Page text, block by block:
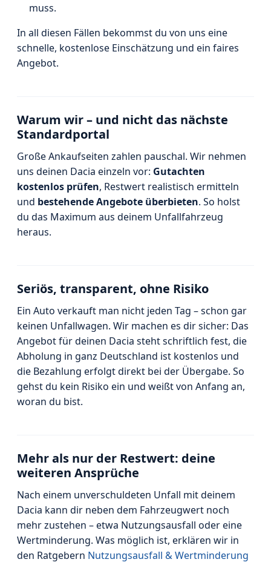
muss.
In all diesen Fällen bekommst du von uns eine
schnelle, kostenlose Einschätzung und ein faires
Angebot.
Warum wir – und nicht das nächste
Standardportal
Große Ankaufseiten zahlen pauschal. Wir nehmen
uns deinen Dacia einzeln vor: Gutachten
kostenlos prüfen, Restwert realistisch ermitteln
und bestehende Angebote überbieten. So holst
du das Maximum aus deinem Unfallfahrzeug
heraus.
Seriös, transparent, ohne Risiko
Ein Auto verkauft man nicht jeden Tag – schon gar
keinen Unfallwagen. Wir machen es dir sicher: Das
Angebot für deinen Dacia steht schriftlich fest, die
Abholung in ganz Deutschland ist kostenlos und
die Bezahlung erfolgt direkt bei der Übergabe. So
gehst du kein Risiko ein und weißt von Anfang an,
woran du bist.
Mehr als nur der Restwert: deine
weiteren Ansprüche
Nach einem unverschuldeten Unfall mit deinem
Dacia kann dir neben dem Fahrzeugwert noch
mehr zustehen – etwa Nutzungsausfall oder eine
Wertminderung. Was möglich ist, erklären wir in
den Ratgebern Nutzungsausfall & Wertminderung